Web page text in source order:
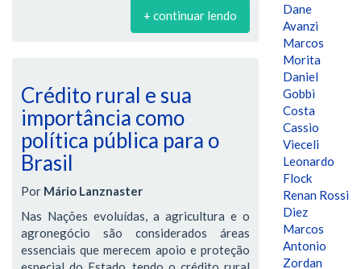
+ continuar lendo
Crédito rural e sua
importância como
política pública para o
Brasil
Por Mário Lanznaster
Nas Nações evoluídas, a agricultura e o
agronegócio são considerados áreas
essenciais que merecem apoio e proteção
Dane
Avanzi
Marcos
Morita
Daniel
Gobbi
Costa
Cassio
Vieceli
Leonardo
Flock
Renan Rossi
Diez
Marcos
Antonio
Zordan